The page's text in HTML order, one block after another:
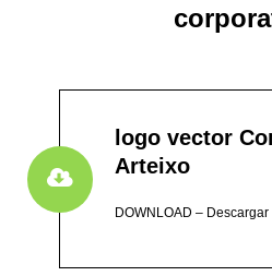
logo vector
Arteixo
DOWNLOAD – Descargar